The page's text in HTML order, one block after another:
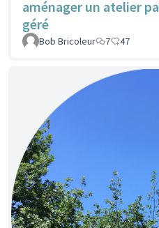
aménager un atelier
géré
Bob Bricoleur 7 47